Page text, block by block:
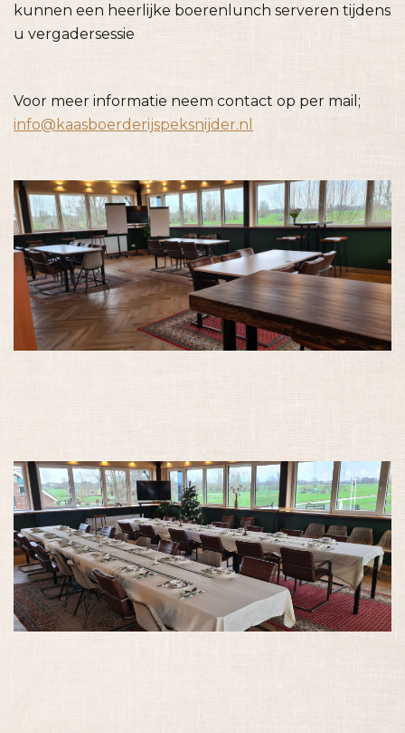
kunnen een heerlijke boerenlunch serveren tijdens
u vergadersessie
Voor meer informatie neem contact op per mail;
info@kaasboerderijspeksnijder.nl